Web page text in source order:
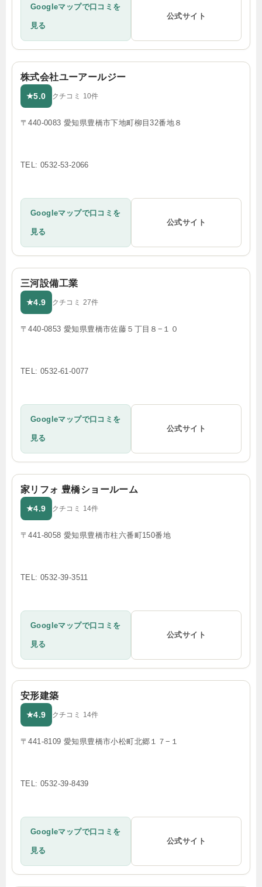
Googleマップで口コミを
見る
公式サイト
株式会社ユーアールジー
★5.0 クチコミ 10件
〒440-0083 愛知県豊橋市下地町柳目32番地８
TEL: 0532-53-2066
Googleマップで口コミを
見る
公式サイト
三河設備工業
★4.9 クチコミ 27件
〒440-0853 愛知県豊橋市佐藤５丁目８−１０
TEL: 0532-61-0077
Googleマップで口コミを
見る
公式サイト
家リフォ 豊橋ショールーム
★4.9 クチコミ 14件
〒441-8058 愛知県豊橋市柱六番町150番地
TEL: 0532-39-3511
Googleマップで口コミを
見る
公式サイト
安形建築
★4.9 クチコミ 14件
〒441-8109 愛知県豊橋市小松町北郷１７−１
TEL: 0532-39-8439
Googleマップで口コミを
見る
公式サイト